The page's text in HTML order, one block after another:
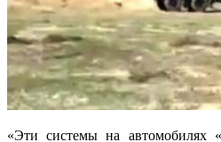
«Эти системы на автомобилях